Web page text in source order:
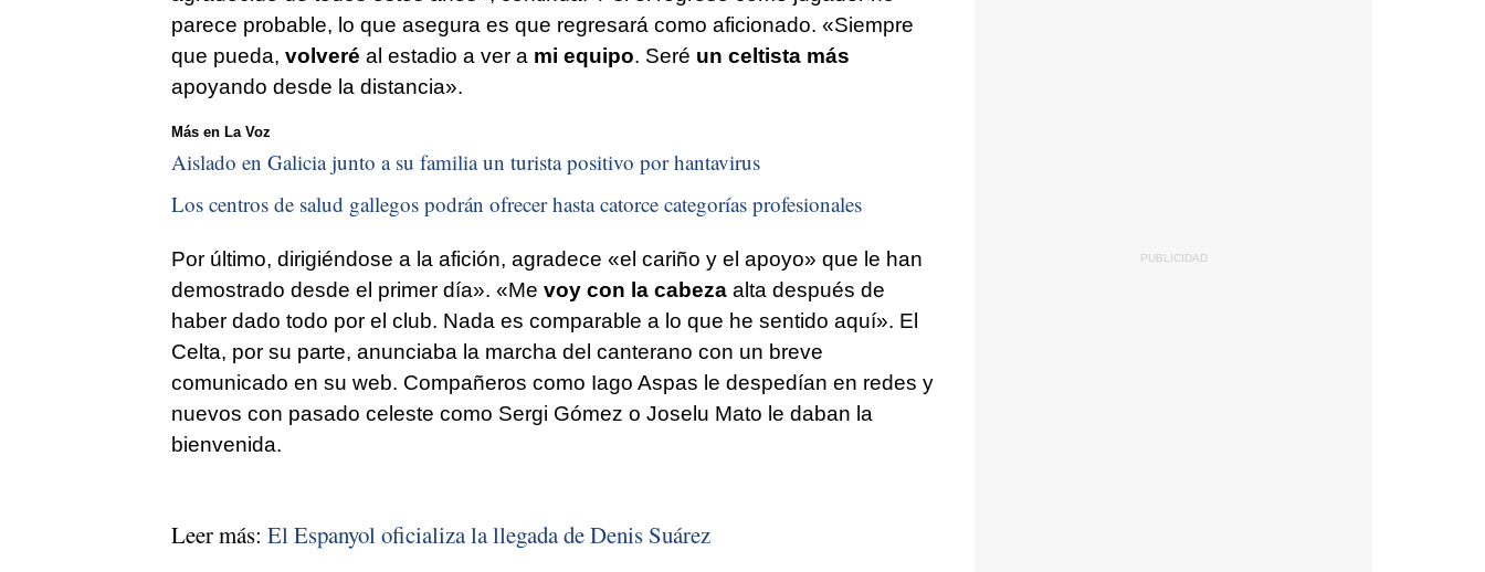
parece probable, lo que asegura es que regresará como aficionado. «Siempre
que pueda, volveré al estadio a ver a mi equipo. Seré un celtista más
apoyando desde la distancia».
Más en La Voz
Aislado en Galicia junto a su familia un turista positivo por hantavirus
Los centros de salud gallegos podrán ofrecer hasta catorce categorías profesionales
Por último, dirigiéndose a la afición, agradece «el cariño y el apoyo» que le han
demostrado desde el primer día». «Me voy con la cabezaalta después de
haber dado todo por el club. Nada es comparable a lo que he sentido aquí». El
Celta, por su parte, anunciaba la marcha del canterano con un breve
comunicado en su web. Compañeros como Iago Aspas le despedían en redes y
nuevos con pasado celeste como Sergi Gómez o Joselu Mato le daban la
bienvenida.
Leer más: El Espanyol oficializa la llegada de Denis Suárez